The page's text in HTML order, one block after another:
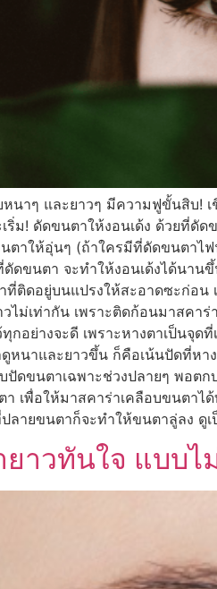
นาๆ และยาวๆ มีความฟูขั้นสิบ!
ริ่ม! ดัดขนตาให้งอนเด้ง ด้วยที่ดั
นตาให้อุ่นๆ (ถ้าใครมีที่ดัดขนตา
ดขนตา จะทำให้งอนเด้งได้นาน
ติดอยู่บนแปรงให้สะอาดซะก่อน
ไม่เท่ากัน เพราะติดก้อนมาสค
กอย่างจะดี เพราะหางตาเป็นจุ
หนาและยาวขึ้น ก็คือเน้นปัดที่หา
ดขนตาเฉพาะช่วงปลายๆ พอต
เพื่อให้มาสคาร่าเคลือบขนตาไ
ลายขนตาก็จะทำให้ขนตาลู่ลง ดู
าวทันใจ แบบไ